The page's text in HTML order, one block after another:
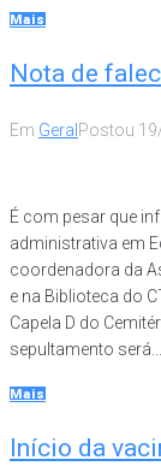
Mais
Nota de
Em Geral Postou
É com pesar que
administrativa em
coordenadora da
e na Biblioteca do
Capela D do
sepultamento será...
Mais
Início da